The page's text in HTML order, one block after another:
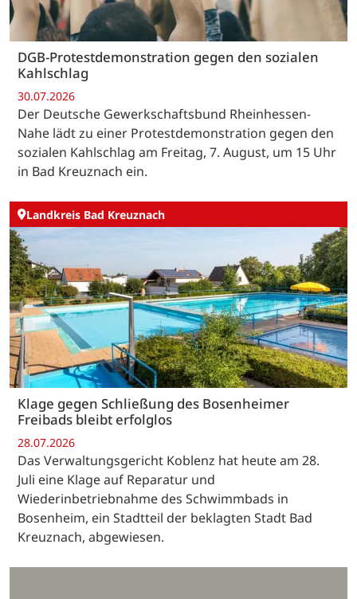
DGB-Protestdemonstration gegen den sozialen
Kahlschlag
30.07.2026
Der Deutsche Gewerkschaftsbund Rheinhessen-
Nahe lädt zu einer Protestdemonstration gegen den
sozialen Kahlschlag am Freitag, 7. August, um 15 Uhr
in Bad Kreuznach ein.
Landkreis Bad Kreuznach
Klage gegen Schließung des Bosenheimer
Freibads bleibt erfolglos
28.07.2026
Das Verwaltungsgericht Koblenz hat heute am 28.
Juli eine Klage auf Reparatur und
Wiederinbetriebnahme des Schwimmbads in
Bosenheim, ein Stadtteil der beklagten Stadt Bad
Kreuznach, abgewiesen.